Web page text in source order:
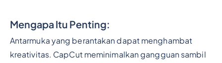
Mengapa Itu Penting:
Antarmuka yang berantakan dapat menghambat
kreativitas. CapCut meminimalkan gangguan sambil